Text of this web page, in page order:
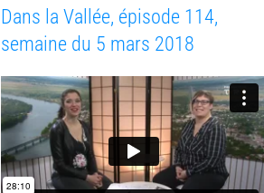
Dans la Vallée, épisode 114,
semaine du 5 mars 2018